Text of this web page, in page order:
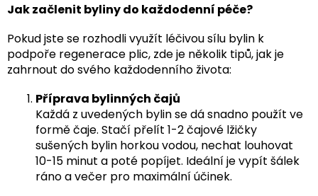
Jak začlenit byliny do každodenní péče?
Pokud jste se rozhodli využít léčivou sílu bylin k
podpoře regenerace plic, zde je několik tipů, jak je
zahrnout do svého každodenního života:
Příprava bylinných čajů
Každá z uvedených bylin se dá snadno použít ve
formě čaje. Stačí přelít 1-2 čajové lžičky
sušených bylin horkou vodou, nechat louhovat
10-15 minut a poté popíjet. Ideální je vypít šálek
ráno a večer pro maximální účinek.